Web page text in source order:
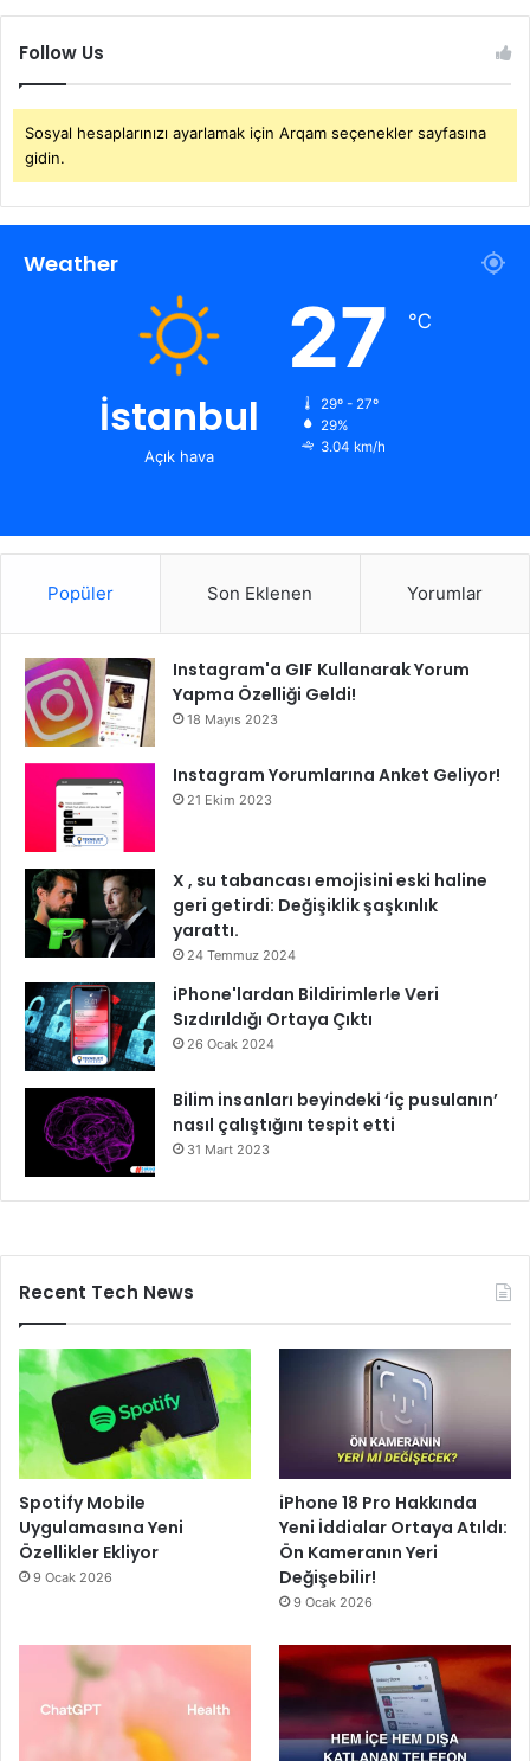
Follow Us
Sosyal hesaplarınızı ayarlamak için Arqam seçenekler sayfasına
gidin.
Weather
İstanbul
Açık hava
27 ℃
29º - 27º
29%
3.04 km/h
Popüler Son Eklenen Yorumlar
Instagram'a GIF Kullanarak Yorum
Yapma Özelliği Geldi!
18 Mayıs 2023
Instagram Yorumlarına Anket Geliyor!
21 Ekim 2023
X , su tabancası emojisini eski haline
geri getirdi: Değişiklik şaşkınlık
yarattı.
24 Temmuz 2024
iPhone'lardan Bildirimlerle Veri
Sızdırıldığı Ortaya Çıktı
26 Ocak 2024
Bilim insanları beyindeki ‘iç pusulanın’
nasıl çalıştığını tespit etti
31 Mart 2023
Recent Tech News
Spotify Mobile
Uygulamasına Yeni
Özellikler Ekliyor
9 Ocak 2026
iPhone 18 Pro Hakkında
Yeni İddialar Ortaya Atıldı:
Ön Kameranın Yeri
Değişebilir!
9 Ocak 2026